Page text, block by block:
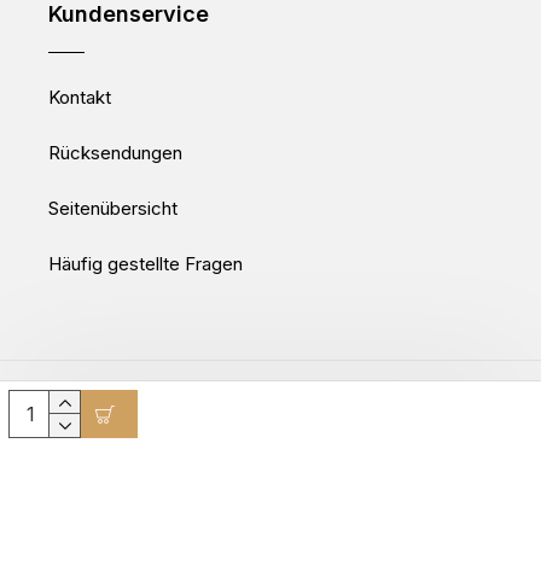
Kundenservice
Kontakt
Rücksendungen
Seitenübersicht
Häufig gestellte Fragen